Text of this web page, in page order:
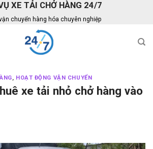
XE TẢI CHỞ HÀNG 24/7
chuyển hàng hóa chuyên nghiệp
, HOẠT ĐỘNG VẬN CHUYỂN
xe tải nhỏ chở hàng vào